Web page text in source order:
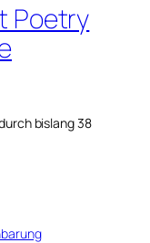
Poetry
bislang 38